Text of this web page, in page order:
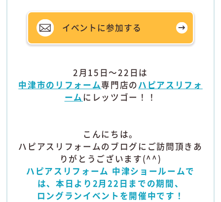
イベントに参加する
2月15日～22日は
中津市のリフォーム専門店のハピアスリフォ
ーム にレッツゴー！！
こんにちは。
ハピアスリフォームのブログにご訪問頂きあ
りがとうございます(^^)
ハピアスリフォーム 中津ショールームで
は、本日より2月22日までの期間、
ロングランイベントを開催中です！